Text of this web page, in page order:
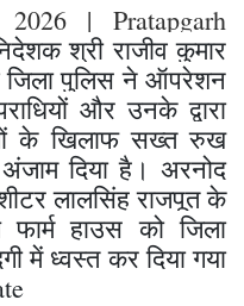
| Pratapgarh
श्री राजीव कुमार
जिला पुलिस ने ऑपरेशन
और उनके द्वारा
के खिलाफ सख्त रुख
दिया है। अरनोद
लालसिंह राजपूत के
हाउस को जिला
में ध्वस्त कर दिया गया